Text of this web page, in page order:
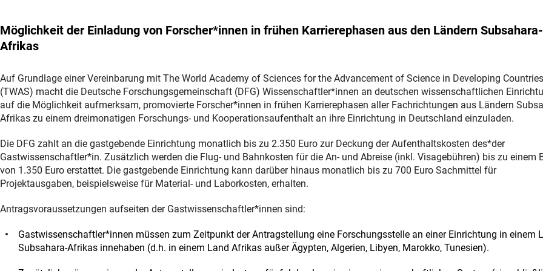
Möglichkeit der Einladung von Forscher*innen in frühen Karrierephasen aus den Ländern Subsahara-
Afrikas
Auf Grundlage einer Vereinbarung mit The World Academy of Sciences for the Advancement of Science in Developing Countries
(TWAS) macht die Deutsche Forschungsgemeinschaft (DFG) Wissenschaftler*innen an deutschen wissenschaftlichen
auf die Möglichkeit aufmerksam, promovierte Forscher*innen in frühen Karrierephasen aller Fachrichtungen aus Ländern
Afrikas zu einem dreimonatigen Forschungs- und Kooperationsaufenthalt an ihre Einrichtung in Deutschland einzuladen.
Die DFG zahlt an die gastgebende Einrichtung monatlich bis zu 2.350 Euro zur Deckung der Aufenthaltskosten des*der
Gastwissenschaftler*in. Zusätzlich werden die Flug- und Bahnkosten für die An- und Abreise (inkl. Visagebühren) bis zu einem
von 1.350 Euro erstattet. Die gastgebende Einrichtung kann darüber hinaus monatlich bis zu 700 Euro Sachmittel für
Projektausgaben, beispielsweise für Material- und Laborkosten, erhalten.
Antragsvoraussetzungen aufseiten der Gastwissenschaftler*innen sind:
Gastwissenschaftler*innen müssen zum Zeitpunkt der Antragstellung eine Forschungsstelle an einer Einrichtung in einem
Subsahara-Afrikas innehaben (d.h. in einem Land Afrikas außer Ägypten, Algerien, Libyen, Marokko, Tunesien).